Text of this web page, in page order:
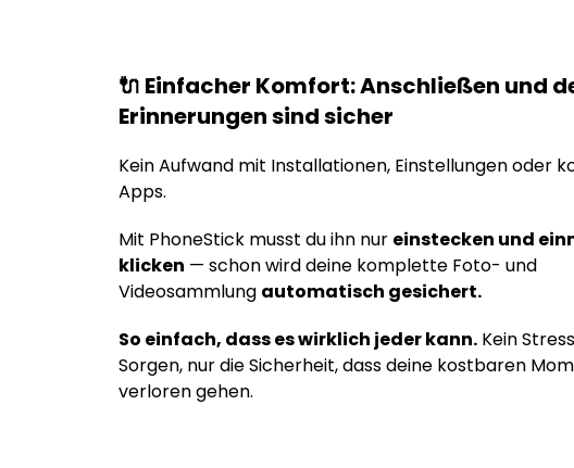
🔌 Einfacher Komfort: Anschließen und
Erinnerungen sind sicher
Kein Aufwand mit Installationen, Einstellungen oder
Apps.
Mit PhoneStick musst du ihn nur einstecken und
klicken — schon wird deine komplette Foto- und
Videosammlung automatisch gesichert.
So einfach, dass es wirklich jeder kann.Kein
Sorgen, nur die Sicherheit, dass deine kostbaren
verloren gehen.